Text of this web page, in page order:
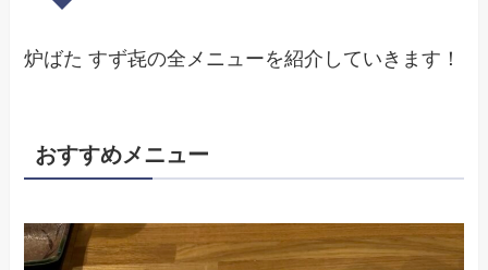
炉ばた すず㐂の全メニューを紹介していきます！
おすすめメニュー